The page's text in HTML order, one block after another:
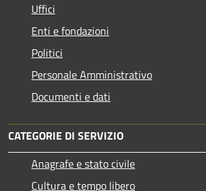
Uffici
Enti e fondazioni
Politici
Personale Amministrativo
Documenti e dati
CATEGORIE DI SERVIZIO
Anagrafe e stato civile
Cultura e tempo libero